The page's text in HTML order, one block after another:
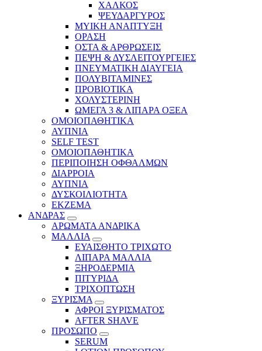
ΧΑΛΚΟΣ
ΨΕΥΔΑΡΓΥΡΟΣ
ΜΥΙΚΗ ΑΝΑΠΤΥΞΗ
ΟΡΑΣΗ
ΟΣΤΑ & ΑΡΘΡΩΣΕΙΣ
ΠΕΨΗ & ΔΥΣΛΕΙΤΟΥΡΓΕΙΕΣ
ΠΝΕΥΜΑΤΙΚΗ ΔΙΑΥΓΕΙΑ
ΠΟΛΥΒΙΤΑΜΙΝΕΣ
ΠΡΟΒΙΟΤΙΚΑ
ΧΟΛΥΣΤΕΡΙΝΗ
ΩΜΕΓΑ 3 & ΛΙΠΑΡΑ ΟΞΕΑ
ΟΜΟΙΟΠΑΘΗΤΙΚΑ
ΑΥΠΝΙΑ
SELF TEST
ΟΜΟΙΟΠΑΘΗΤΙΚΑ
ΠΕΡΙΠΟΙΗΣΗ ΟΦΘΑΛΜΩΝ
ΔΙΑΡΡΟΙΑ
ΑΥΠΝΙΑ
ΔΥΣΚΟΙΛΙΟΤΗΤΑ
ΕΚΖΕΜΑ
ΑΝΔΡΑΣ
ΑΡΩΜΑΤΑ ΑΝΔΡΙΚΑ
ΜΑΛΛΙΑ
ΕΥΑΙΣΘΗΤΟ ΤΡΙΧΩΤΟ
ΛΙΠΑΡΑ ΜΑΛΛΙΑ
ΞΗΡΟΔΕΡΜΙΑ
ΠΙΤΥΡΙΔΑ
ΤΡΙΧΟΠΤΩΣΗ
ΞΥΡΙΣΜΑ
ΑΦΡΟΙ ΞΥΡΙΣΜΑΤΟΣ
AFTER SHAVE
ΠΡΟΣΩΠΟ
SERUM